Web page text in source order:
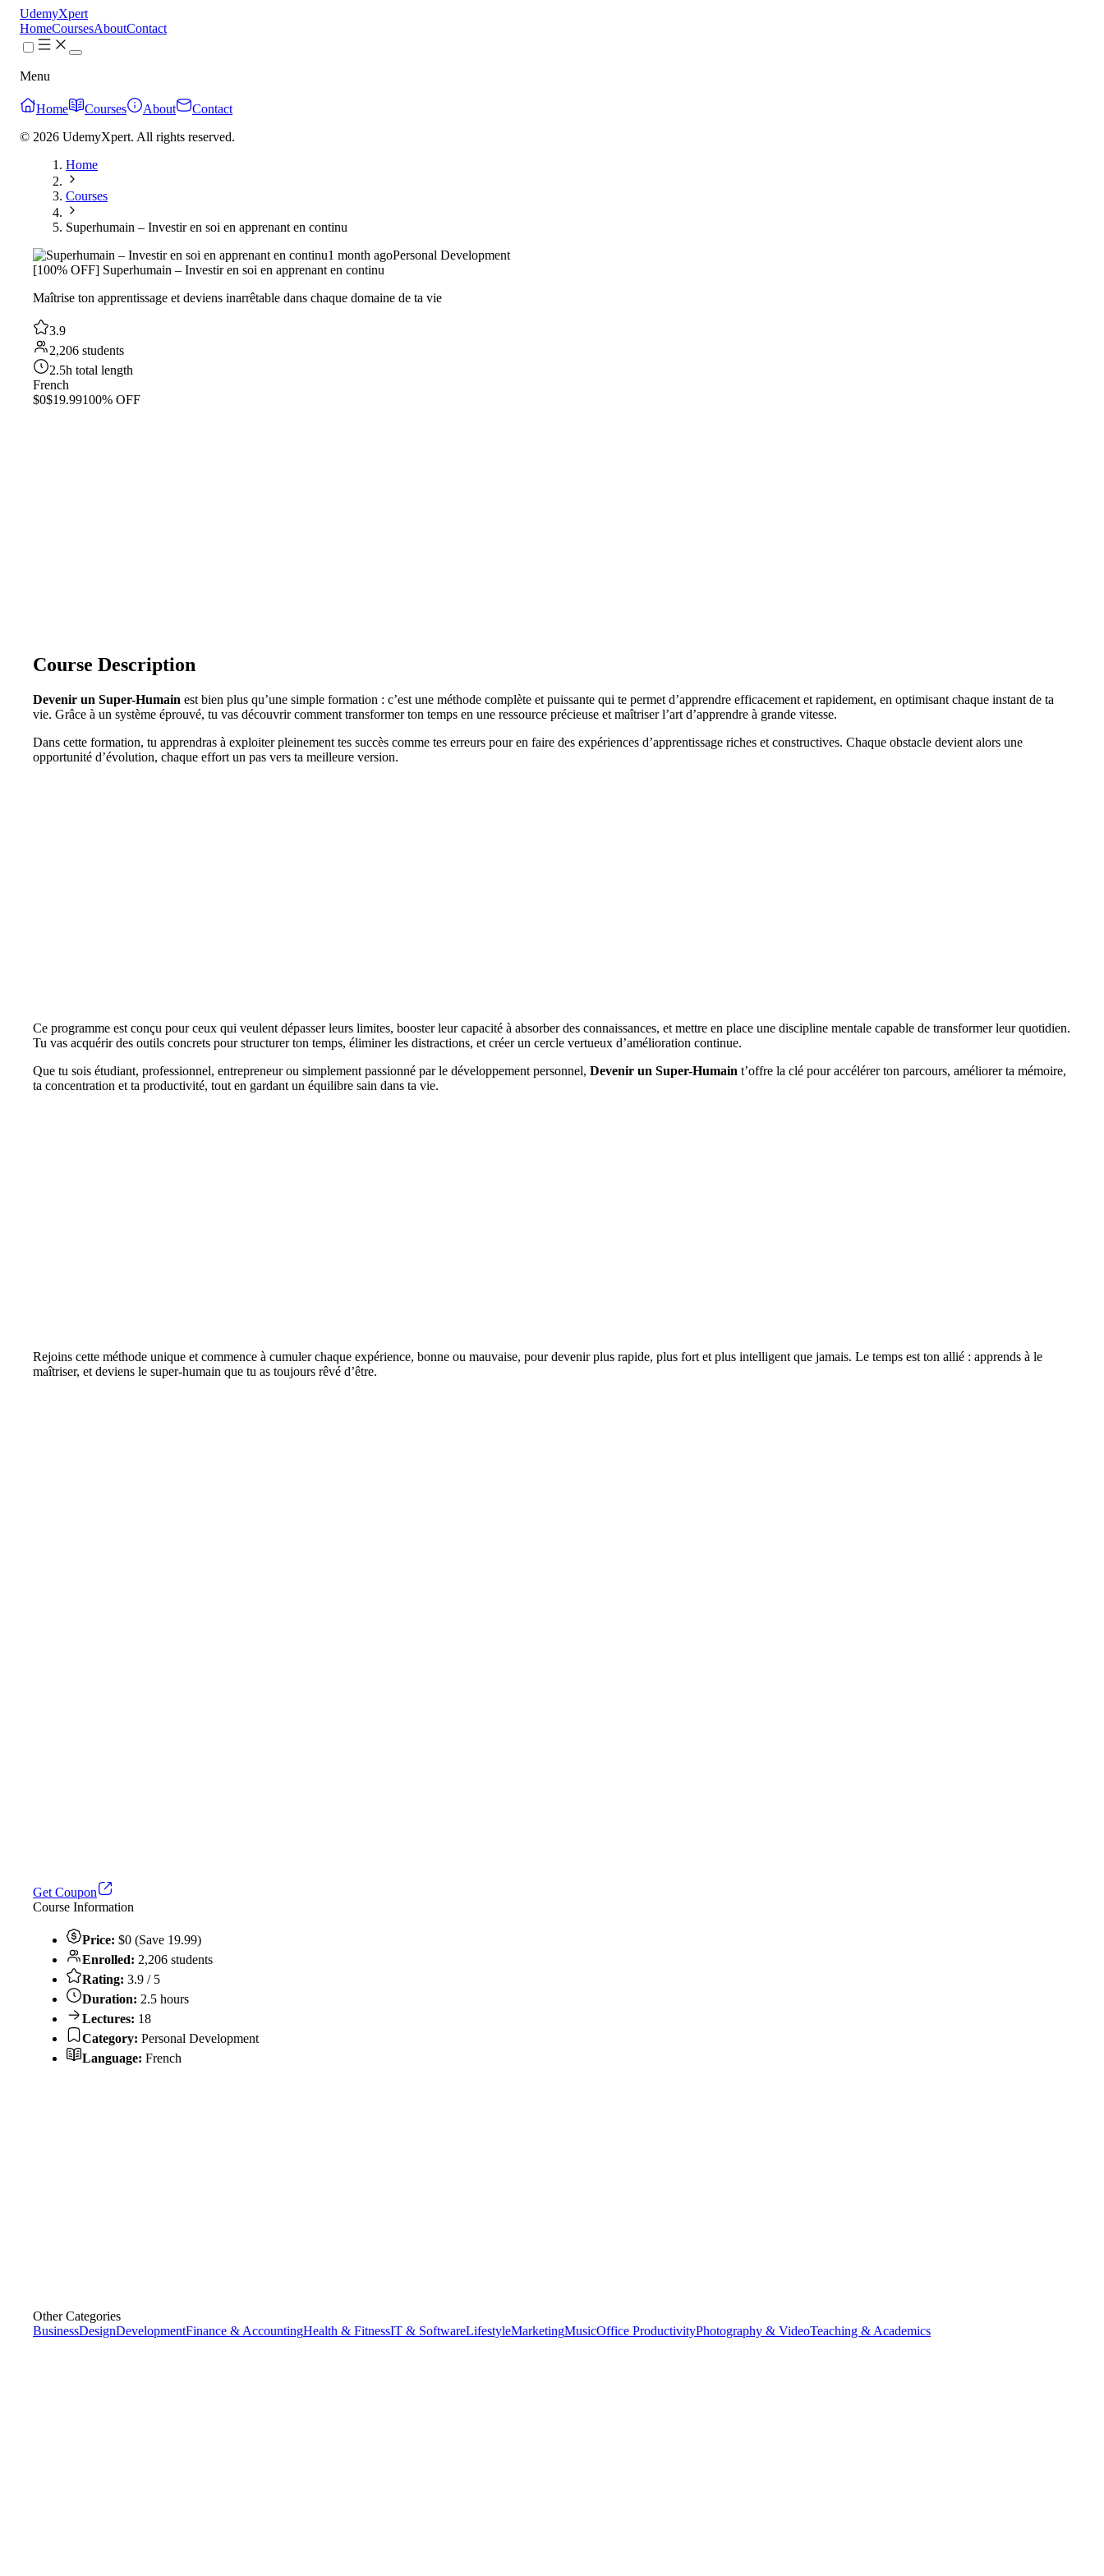
UdemyXpert
HomeCoursesAboutContact
Menu
Home Courses About
Contact
© 2026 UdemyXpert. All rights reserved.
Home
Courses
Superhumain – Investir en soi en apprenant en continu
1 month agoPersonal Development
[100% OFF] Superhumain – Investir en soi en apprenant en continu
Maîtrise ton apprentissage et deviens inarrêtable dans chaque domaine de ta vie
3.9
2,206 students
2.5h total length
French
$0$19.99100% OFF
Course Description
Devenir un Super-Humain est bien plus qu’une simple formation : c’est une méthode complète et puissante qui te permet d’apprendre efficacement et rapidement, en optimisant chaque instant de ta
vie. Grâce à un système éprouvé, tu vas découvrir comment transformer ton temps en une ressource précieuse et maîtriser l’art d’apprendre à grande vitesse.
Dans cette formation, tu apprendras à exploiter pleinement tes succès comme tes erreurs pour en faire des expériences d’apprentissage riches et constructives. Chaque obstacle devient alors une
opportunité d’évolution, chaque effort un pas vers ta meilleure version.
Ce programme est conçu pour ceux qui veulent dépasser leurs limites, booster leur capacité à absorber des connaissances, et mettre en place une discipline mentale capable de transformer leur quotidien.
Tu vas acquérir des outils concrets pour structurer ton temps, éliminer les distractions, et créer un cercle vertueux d’amélioration continue.
Que tu sois étudiant, professionnel, entrepreneur ou simplement passionné par le développement personnel, Devenir un Super-Humain t’offre la clé pour accélérer ton parcours, améliorer ta mémoire,
ta concentration et ta productivité, tout en gardant un équilibre sain dans ta vie.
Rejoins cette méthode unique et commence à cumuler chaque expérience, bonne ou mauvaise, pour devenir plus rapide, plus fort et plus intelligent que jamais. Le temps est ton allié : apprends à le
maîtriser, et deviens le super-humain que tu as toujours rêvé d’être.
Get Coupon
Course Information
Price: $0 (Save 19.99)
Enrolled: 2,206 students
Rating: 3.9 / 5
Duration: 2.5 hours
Lectures: 18
Category: Personal Development
Language: French
Other Categories
BusinessDesignDevelopmentFinance & AccountingHealth & FitnessIT & SoftwareLifestyleMarketingMusicOffice ProductivityPhotography & VideoTeaching & Academics